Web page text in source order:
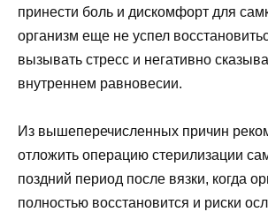
принести боль и дискомфорт для
организм еще не успел
вызывать стресс и негативно
внутреннем равновесии.
Из вышеперечисленных причин
отложить операцию стерилизации
поздний период после вязки, когда
полностью восстановится и риски